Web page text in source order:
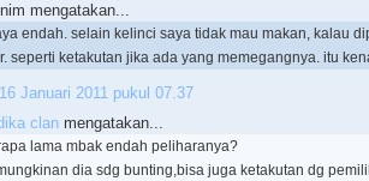
mengatakan...
endah. selain kelinci saya tidak mau makan, kalau
seperti ketakutan jika ada yang memegangnya. itu
16 Januari 2011 pukul 07.37
clan mengatakan...
lama mbak endah peliharanya?
dia sdg bunting,bisa juga ketakutan dg